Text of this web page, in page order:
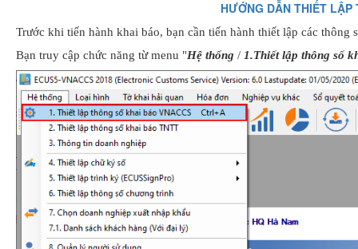
HƯỚNG DẪN THIẾT LẬP
Trước khi tiến hành khai báo, bạn cần tiến hành thiết lập các thông
Bạn truy cập chức năng từ menu "Hệ thống / 1.Thiết lập thông số